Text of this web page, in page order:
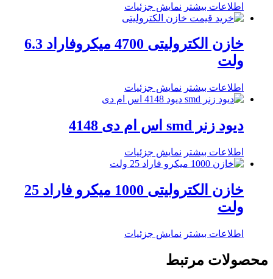
اطلاعات بیشتر نمایش جزئیات
خازن الکترولیتی 4700 میکروفاراد 6.3
ولت
اطلاعات بیشتر نمایش جزئیات
دیود زنر smd اس ام دی 4148
اطلاعات بیشتر نمایش جزئیات
خازن الکترولیتی 1000 میکرو فاراد 25
ولت
اطلاعات بیشتر نمایش جزئیات
محصولات مرتبط